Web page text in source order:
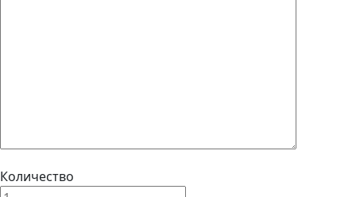
Количество